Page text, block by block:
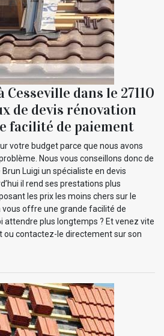
dans le 27110
de devis rénovation
facilité de paiement
votre budget parce que nous avons
Nous vous conseillons donc de
Luigi un spécialiste en devis
il rend ses prestations plus
les prix les moins chers sur le
vous offre une grande facilité de
attendre plus longtemps ? Et venez vite
ou contactez-le directement sur son